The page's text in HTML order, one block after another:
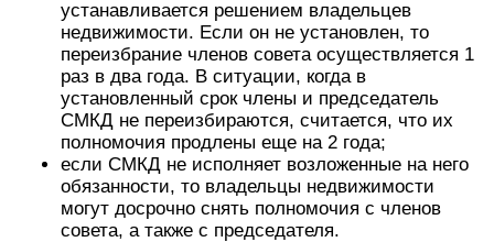
устанавливается решением владельцев
недвижимости. Если он не установлен, то
переизбрание членов совета осуществляется 1
раз в два года. В ситуации, когда в
установленный срок члены и председатель
СМКД не переизбираются, считается, что их
полномочия продлены еще на 2 года;
если СМКД не исполняет возложенные на него
обязанности, то владельцы недвижимости
могут досрочно снять полномочия с членов
совета, а также с председателя.